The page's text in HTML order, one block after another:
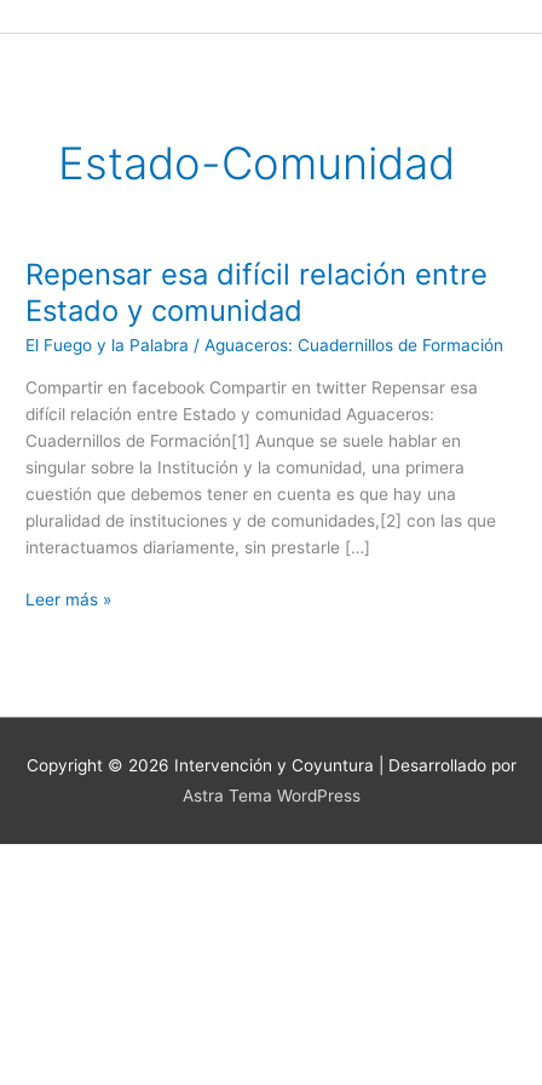
al
Estado-Comunidad
Repensar esa difícil relación entre
Estado y comunidad
El Fuego y la Palabra /Aguaceros: Cuadernillos de Formación
Compartir en facebook Compartir en twitter Repensar esa
difícil relación entre Estado y comunidad Aguaceros:
Cuadernillos de Formación[1] Aunque se suele hablar en
singular sobre la Institución y la comunidad, una primera
cuestión que debemos tener en cuenta es que hay una
pluralidad de instituciones y de comunidades,[2] con las que
interactuamos diariamente, sin prestarle […]
Repensar
esa
difícil
relación
Estado
Leer más »
Copyright © 2026 Intervención y Coyuntura | Desarrollado por
Astra Tema WordPress